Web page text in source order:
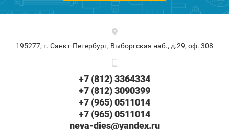
195277, г. Санкт-Петербург, Выборгская наб., д.29, оф. 308
+7 (812) 3364334
+7 (812) 3090399
+7 (965) 0511014
+7 (965) 0511014
neva-dies@yandex.ru